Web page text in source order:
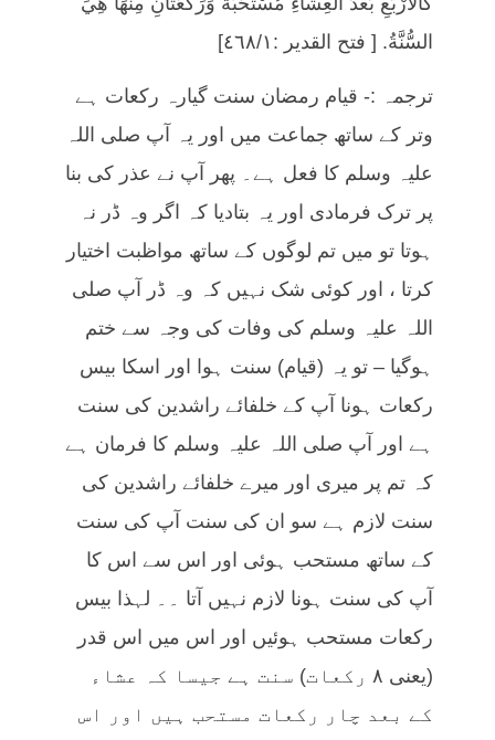
السُّنَّةُ. [ فتح القدير :٤٦٨/١]
ترجمہ :- قیام رمضان سنت گیارہ رکعات ہے
وتر کے ساتھ جماعت میں اور یہ آپ صلی اللہ
علیہ وسلم کا فعل ہے۔ پھر آپ نے عذر کی بنا
پر ترک فرمادی اور یہ بتادیا کہ اگر وہ ڈر نہ
ہوتا تو میں تم لوگوں کے ساتھ مواظبت اختیار
کرتا ، اور کوئی شک نہیں کہ وہ ڈر آپ صلی
اللہ علیہ وسلم کی وفات کی وجہ سے ختم
ہوگیا – تو یہ (قیام) سنت ہوا اور اسکا بیس
رکعات ہونا آپ کے خلفائے راشدین کی سنت
ہے اور آپ صلی اللہ علیہ وسلم کا فرمان ہے
کہ تم پر میری اور میرے خلفائے راشدین کی
سنت لازم ہے سو ان کی سنت آپ کی سنت
کے ساتھ مستحب ہوئی اور اس سے اس کا
آپ کی سنت ہونا لازم نہیں آتا ۔۔ لہذا بیس
رکعات مستحب ہوئیں اور اس میں اس قدر
(یعنی ۸ رکعات) سنت ہے جیسا کہ عشاء
کے بعد چار رکعات مستحب ہیں اور اس